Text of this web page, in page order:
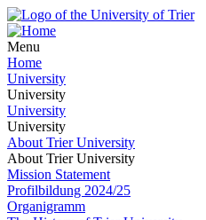
Menu
Home
University
University
University
University
About Trier University
About Trier University
Mission Statement
Profilbildung 2024/25
Organigramm